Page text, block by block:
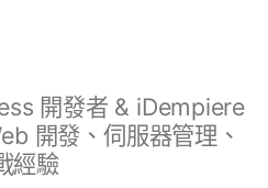
開發者 & iDempiere
開發、伺服器管理、
經驗Filter